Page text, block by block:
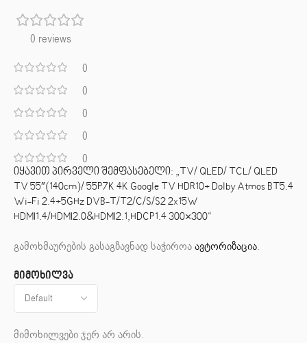
0 reviews
0
0
0
0
0
მიმოხილვა
მიმოხილვები ჯერ არ არის.
იყავით პირველი შემფასებელი: „TV/ QLED/ TCL/ QLED
TV 55″(140cm)/ 55P7K 4K Google TV HDR10+ Dolby Atmos BT5.4
Wi-Fi 2.4+5GHz DVB-T/T2/C/S/S2 2x15W
HDMI1.4/HDMI2.0&HDMI2.1,HDCP1.4 300×300“
გამოხმაურების გასაგზავნად საჭიროაავტორიზაცია.